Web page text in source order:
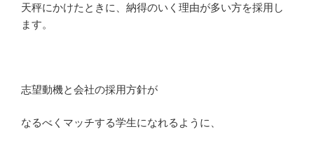
天秤にかけたときに、納得のいく理由が多い方を採用し
ます。
志望動機と会社の採用方針が
なるべくマッチする学生になれるように、